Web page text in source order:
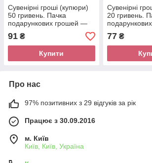
Сувенірні гроші (купюри)
50 гривень. Пачка
подарункових грошей —
80 шт.
91 ₴
Купити
Сувенірні
20 гривень.
80 шт.
77₴
Про нас
97% позитивних з 29 відгуків за рік
Працює з 30.09.2016
м. Київ
Київ, Київ, Україна